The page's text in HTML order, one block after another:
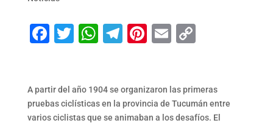
Facebook
Twitter
WhatsApp
Telegram
Pinterest
EmailCopy
A partir del año 1904 se organizaron las primeras
pruebas ciclísticas en la provincia de Tucumán entre
varios ciclistas que se animaban a los desafíos. El